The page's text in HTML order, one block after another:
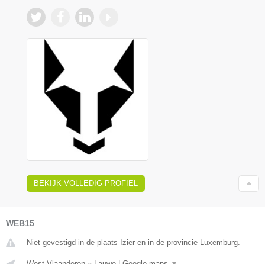
BEKIJK VOLLEDIG PROFIEL
WEB15
Niet gevestigd in de plaats Izier en in de provincie Luxemburg.